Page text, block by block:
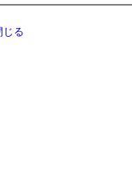
じる